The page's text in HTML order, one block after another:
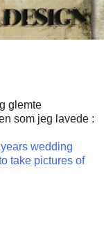
glemte
som jeg lavede :
wedding
take pictures of